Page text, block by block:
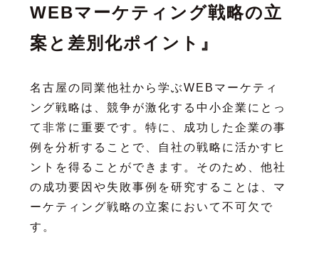
WEBマーケティング戦略の立
案と差別化ポイント』
名古屋の同業他社から学ぶWEBマーケティ
ング戦略は、競争が激化する中小企業にとっ
て非常に重要です。特に、成功した企業の事
例を分析することで、自社の戦略に活かすヒ
ントを得ることができます。そのため、他社
の成功要因や失敗事例を研究することは、マ
ーケティング戦略の立案において不可欠で
す。